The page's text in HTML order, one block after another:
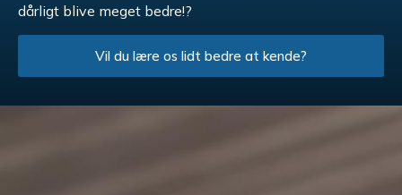
dårligt blive meget bedre!?
Vil du lære os lidt bedre at kende?